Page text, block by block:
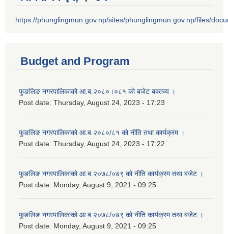
https://phunglingmun.gov.np/sites/phunglingmun.gov.np/files/
Budget and Program
फुङलिङ नगरपालिकाको आ.ब.२०८०।०८१ को बजेट बक्तव्य ।
Post date: Thursday, August 24, 2023 - 17:23
फुङलिङ नगरपालिकाको आ.ब.२०८०/८१ को नीति तथा कार्यक्रम ।
Post date: Thursday, August 24, 2023 - 17:22
फूङलिङ नगरपालिकाको आ.ब.२०७८/०७९ को नीति कार्यक्रम तथा बजेट ।
Post date: Monday, August 9, 2021 - 09:25
फूङलिङ नगरपालिकाको आ.ब.२०७८/०७९ को नीति कार्यक्रम तथा बजेट ।
Post date: Monday, August 9, 2021 - 09:25